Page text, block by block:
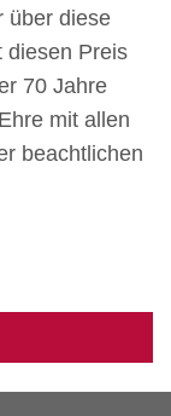
über diese
diesen Preis
70 Jahre
mit allen
beachtlichen